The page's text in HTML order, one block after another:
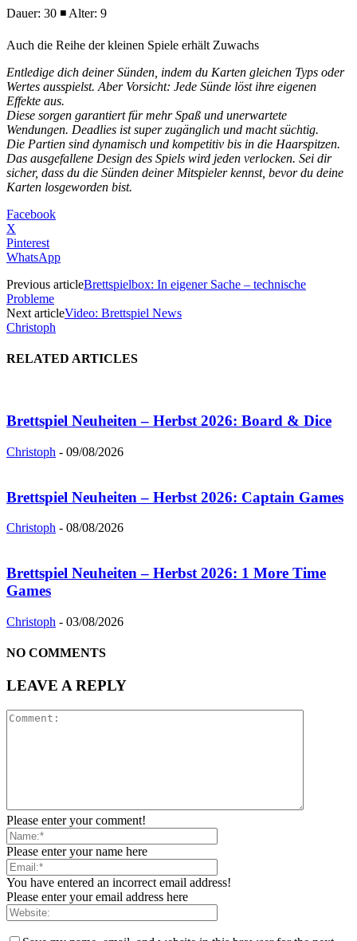
Dauer: 30 ◾ Alter: 9
Auch die Reihe der kleinen Spiele erhält Zuwachs
Entledige dich deiner Sünden, indem du Karten gleichen Typs oder
Wertes ausspielst. Aber Vorsicht: Jede Sünde löst ihre eigenen
Effekte aus.
Diese sorgen garantiert für mehr Spaß und unerwartete
Wendungen. Deadlies ist super zugänglich und macht süchtig.
Die Partien sind dynamisch und kompetitiv bis in die Haarspitzen.
Das ausgefallene Design des Spiels wird jeden verlocken. Sei dir
sicher, dass du die Sünden deiner Mitspieler kennst, bevor du deine
Karten losgeworden bist.
Facebook
X
Pinterest
WhatsApp
Previous articleBrettspielbox: In eigener Sache – technische
Probleme
Next articleVideo: Brettspiel News
Christoph
RELATED ARTICLES
Brettspiel Neuheiten – Herbst 2026: Board & Dice
Christoph - 09/08/2026
Brettspiel Neuheiten – Herbst 2026: Captain Games
Christoph - 08/08/2026
Brettspiel Neuheiten – Herbst 2026: 1 More Time
Games
Christoph - 03/08/2026
NO COMMENTS
LEAVE A REPLY
Please enter your comment!
Please enter your name here
You have entered an incorrect email address!
Please enter your email address here